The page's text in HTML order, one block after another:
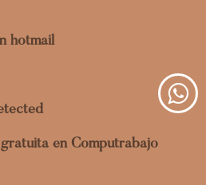
hotmail
en Computrabajo